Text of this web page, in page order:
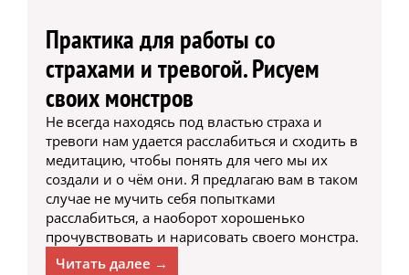
Практика для работы со
страхами и тревогой. Рисуем
своих монстров
Не всегда находясь под властью страха и
тревоги нам удается расслабиться и сходить в
медитацию, чтобы понять для чего мы их
создали и о чём они. Я предлагаю вам в таком
случае не мучить себя попытками
расслабиться, а наоборот хорошенько
прочувствовать и нарисовать своего монстра.
Читать далее →